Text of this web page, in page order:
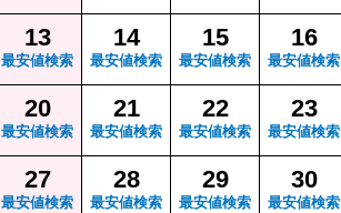
13
最安値検索
14
最安値検索
15
最安値検索
16
最安値検索
20
最安値検索
21
最安値検索
22
最安値検索
23
最安値検索
27
最安値検索
28
最安値検索
29
最安値検索
30
最安値検索